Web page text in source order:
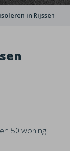
in Rijssen
50 woning